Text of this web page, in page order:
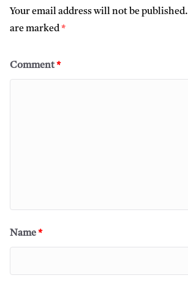
Your email address will not be published.
are marked*
Comment*
Name*